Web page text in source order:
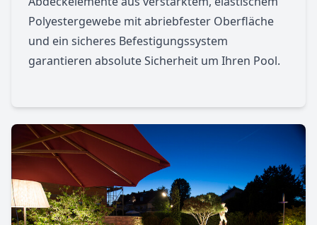
Polyestergewebe mit abriebfester Oberfläche
und ein sicheres Befestigungssystem
garantieren absolute Sicherheit um Ihren Pool.